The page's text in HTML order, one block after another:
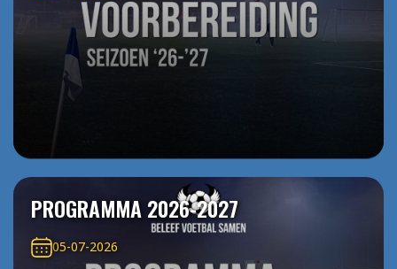
PROGRAMMA 2026-2027
05-07-2026